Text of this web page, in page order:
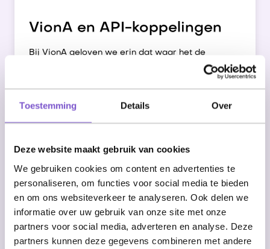
Toestemming Details Over
Deze website maakt gebruik van cookies
We gebruiken cookies om content en advertenties te
personaliseren, om functies voor social media te bieden
en om ons websiteverkeer te analyseren. Ook delen we
informatie over uw gebruik van onze site met onze
partners voor social media, adverteren en analyse. Deze
partners kunnen deze gegevens combineren met andere
VionA en API-koppelingen
Bij VionA geloven we erin dat waar het de
investering rechtvaardigt, API koppelingen de
Enkele redenen kunnen zijn:
Je werkt met software met beperkte, of
Binnen je softwarepakket moet je
alsnog veel handelingen doen, ook al
zou je met een ander pakket koppelen,
de handelingen blijven bestaan